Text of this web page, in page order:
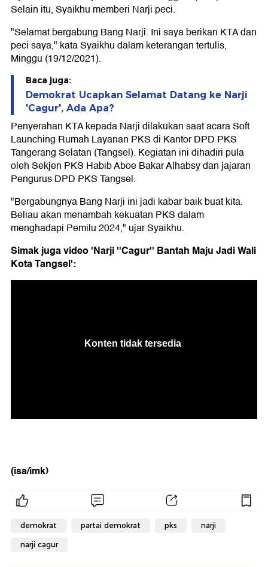
Selain itu, Syaikhu memberi Narji peci.
"Selamat bergabung Bang Narji. Ini saya berikan KTA dan
peci saya," kata Syaikhu dalam keterangan tertulis,
Minggu (19/12/2021).
Baca juga:
Demokrat Ucapkan Selamat Datang ke Narji
'Cagur', Ada Apa?
Penyerahan KTA kepada Narji dilakukan saat acara Soft
Launching Rumah Layanan PKS di Kantor DPD PKS
Tangerang Selatan (Tangsel). Kegiatan ini dihadiri pula
oleh Sekjen PKS Habib Aboe Bakar Alhabsy dan jajaran
Pengurus DPD PKS Tangsel.
"Bergabungnya Bang Narji ini jadi kabar baik buat kita.
Beliau akan menambah kekuatan PKS dalam
menghadapi Pemilu 2024," ujar Syaikhu.
Simak juga video 'Narji ''Cagur'' Bantah Maju Jadi Wali
Kota Tangsel':
(isa/imk)
demokrat partai demokrat pks narji
narji cagur